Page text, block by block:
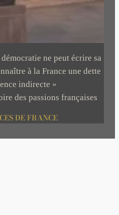
ne peut écrire sa
à la France une dette
indirecte »
des passions françaises
DE FRANCE